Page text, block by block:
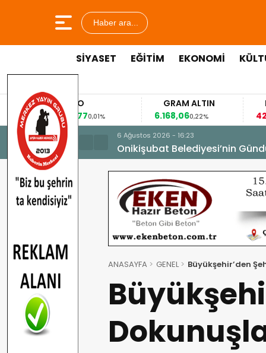
Haber ara...
SİYASET EĞİTİM EKONOMİ
EURO
53,8477
0,01%
GRAM ALTIN
6.168,06
0,22%
FAİZ
-0,35%
6 Ağustos 2026 - 16:23
Onikişubat Belediyesi’nin
ANASAYFA GENEL Büyükşehir’den